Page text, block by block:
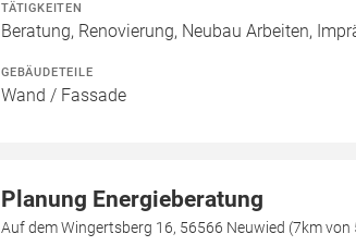
TÄTIGKEITEN
Beratung, Renovierung, Neubau Arbeiten,
GEBÄUDETEILE
Wand / Fassade
Planung Energieberatung
Auf dem Wingertsberg 16, 56566 Neuwied (7km